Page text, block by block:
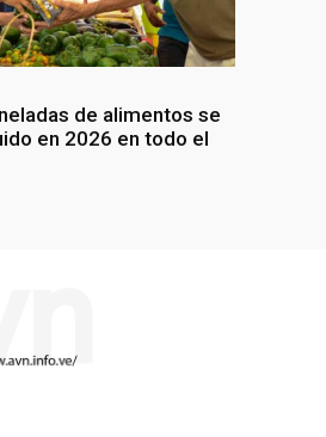
de alimentos se
en 2026 en todo el